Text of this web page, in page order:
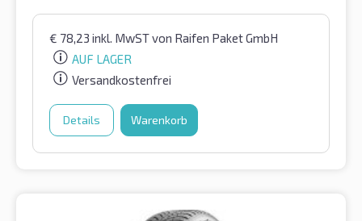
€ 78,23 inkl. MwSTvon Raifen Paket GmbH
AUF LAGER
Versandkostenfrei
Details Warenkorb